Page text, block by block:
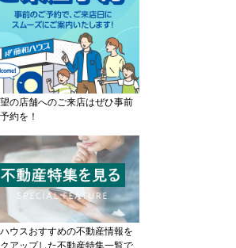
の店舗へのご来店はぜひ事前
約を！
ウスおすすめの不動産情報を